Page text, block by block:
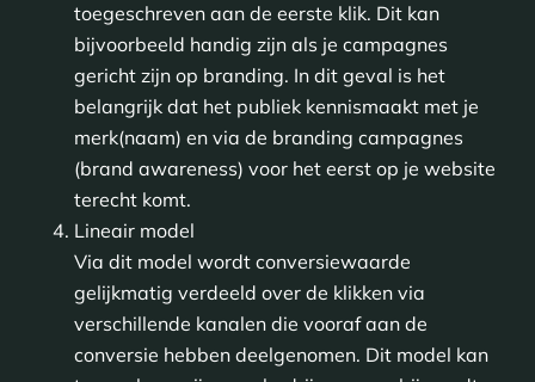
toegeschreven aan de eerste klik. Dit kan
bijvoorbeeld handig zijn als je campagnes
gericht zijn op branding. In dit geval is het
belangrijk dat het publiek kennismaakt met je
merk(naam) en via de branding campagnes
(brand awareness) voor het eerst op je website
terecht komt.
Lineair model
Via dit model wordt conversiewaarde
gelijkmatig verdeeld over de klikken via
verschillende kanalen die vooraf aan de
conversie hebben deelgenomen. Dit model kan